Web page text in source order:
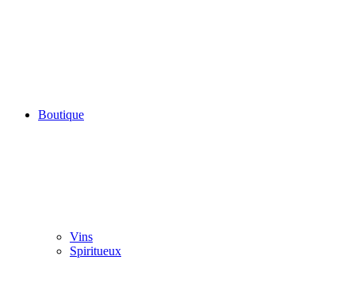
Boutique
Vins
Spiritueux